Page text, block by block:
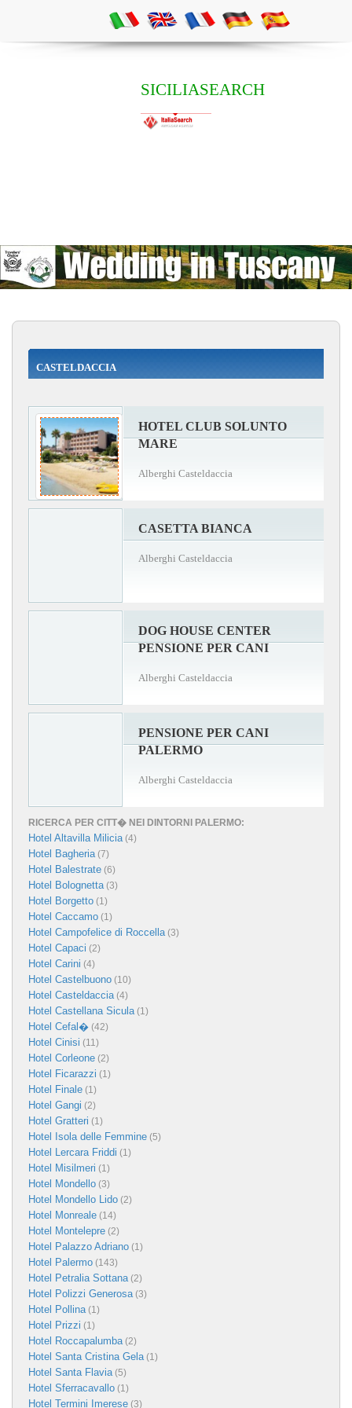
SICILIASEARCH
CASTELDACCIA
HOTEL CLUB SOLUNTO
MARE
Alberghi Casteldaccia
CASETTA BIANCA
Alberghi Casteldaccia
DOG HOUSE CENTER
PENSIONE PER CANI
Alberghi Casteldaccia
PENSIONE PER CANI
PALERMO
Alberghi Casteldaccia
RICERCA PER CITT� NEI DINTORNI PALERMO:
Hotel Altavilla Milicia(4)
Hotel Bagheria(7)
Hotel Balestrate (6)
Hotel Bolognetta(3)
Hotel Borgetto (1)
Hotel Caccamo (1)
Hotel Campofelice di Roccella(3)
Hotel Capaci (2)
Hotel Carini (4)
Hotel Castelbuono (10)
Hotel Casteldaccia(4)
Hotel Castellana Sicula(1)
Hotel Cefal� (42)
Hotel Cinisi (11)
Hotel Corleone (2)
Hotel Ficarazzi (1)
Hotel Finale (1)
Hotel Gangi (2)
Hotel Gratteri (1)
Hotel Isola delle Femmine (5)
Hotel Lercara Friddi (1)
Hotel Misilmeri (1)
Hotel Mondello (3)
Hotel Mondello Lido (2)
Hotel Monreale (14)
Hotel Montelepre (2)
Hotel Palazzo Adriano (1)
Hotel Palermo (143)
Hotel Petralia Sottana(2)
Hotel Polizzi Generosa(3)
Hotel Pollina(1)
Hotel Prizzi (1)
Hotel Roccapalumba(2)
Hotel Santa Cristina Gela(1)
Hotel Santa Flavia(5)
Hotel Sferracavallo (1)
Hotel Termini Imerese (3)